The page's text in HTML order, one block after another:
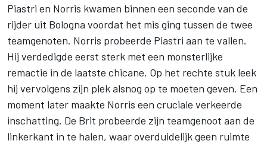
Piastri en Norris kwamen binnen een seconde van de
rijder uit Bologna voordat het mis ging tussen de twee
teamgenoten. Norris probeerde Piastri aan te vallen.
Hij verdedigde eerst sterk met een monsterlijke
remactie in de laatste chicane. Op het rechte stuk leek
hij vervolgens zijn plek alsnog op te moeten geven. Een
moment later maakte Norris een cruciale verkeerde
inschatting. De Brit probeerde zijn teamgenoot aan de
linkerkant in te halen, waar overduidelijk geen ruimte